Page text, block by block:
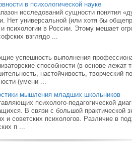
в психологической науке
исследований сущности понятия
Нет универсальной (или хотя бы
психологии в России. Этому мешает
взглядо ...
успешность выполнения
способности (в основе лежат
настойчивость, творческий
(умени ...
мышления младших школьников
психолого-педагогической
В связи с большой
и советских психологов. Различие в
п ...